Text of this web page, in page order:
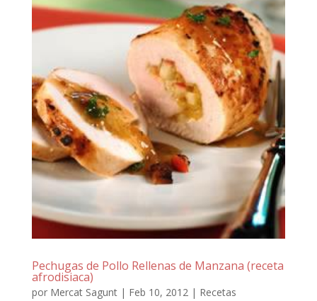
Pechugas de Pollo Rellenas de Manzana (receta
afrodisiaca)
por Mercat Sagunt| Feb 10, 2012| Recetas